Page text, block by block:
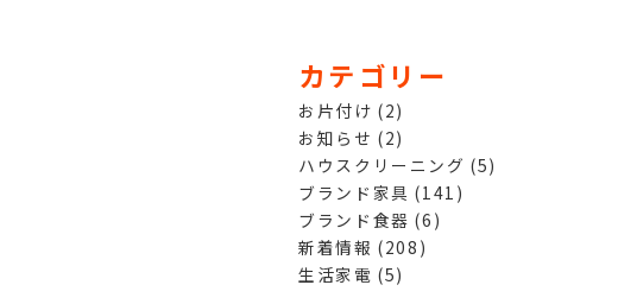
カテゴリー
お片付け (2)
お知らせ (2)
ハウスクリーニング (5)
ブランド家具 (141)
ブランド食器 (6)
新着情報 (208)
生活家電 (5)